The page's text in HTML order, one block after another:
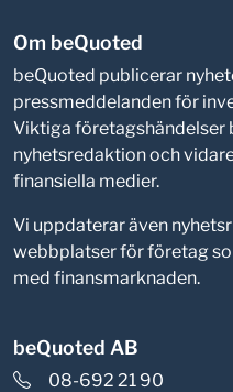
Om beQuoted
beQuoted publicerar
pressmeddelanden för
Viktiga företagshändelser
nyhetsredaktion och
finansiella medier.
Vi uppdaterar även
webbplatser för företag
med finansmarknaden.
beQuoted AB
08-692 21 90